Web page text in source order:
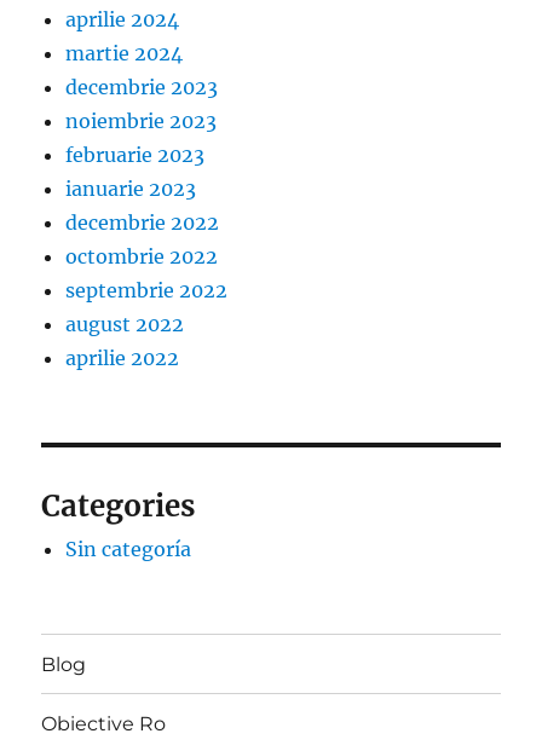
aprilie 2024
martie 2024
decembrie 2023
noiembrie 2023
februarie 2023
ianuarie 2023
decembrie 2022
octombrie 2022
septembrie 2022
august 2022
aprilie 2022
Categories
Sin categoría
Blog
Obiective Ro